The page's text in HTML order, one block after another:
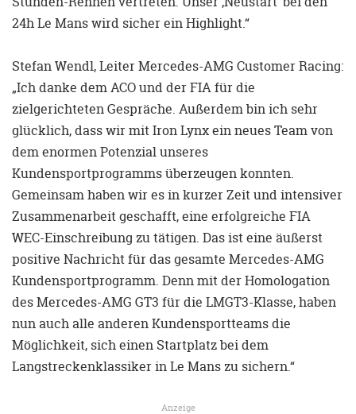
24h Le Mans wird sicher ein Highlight.“
Stefan Wendl, Leiter Mercedes-AMG Customer Racing:
„Ich danke dem ACO und der FIA für die
zielgerichteten Gespräche. Außerdem bin ich sehr
glücklich, dass wir mit Iron Lynx ein neues Team von
dem enormen Potenzial unseres
Kundensportprogramms überzeugen konnten.
Gemeinsam haben wir es in kurzer Zeit und intensiver
Zusammenarbeit geschafft, eine erfolgreiche FIA
WEC-Einschreibung zu tätigen. Das ist eine äußerst
positive Nachricht für das gesamte Mercedes-AMG
Kundensportprogramm. Denn mit der Homologation
des Mercedes-AMG GT3 für die LMGT3-Klasse, haben
nun auch alle anderen Kundensportteams die
Möglichkeit, sich einen Startplatz bei dem
Langstreckenklassiker in Le Mans zu sichern.“
Anzeige